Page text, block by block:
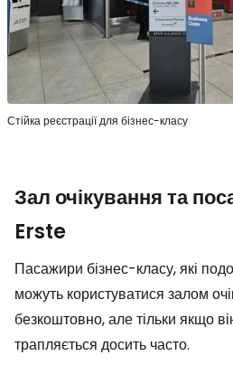
Стійка реєстрації для бізнес-класу
Зал очікування та
Erste
Пасажири бізнес-класу, які
можуть користуватися залом
безкоштовно, але тільки якщо
трапляється досить часто.